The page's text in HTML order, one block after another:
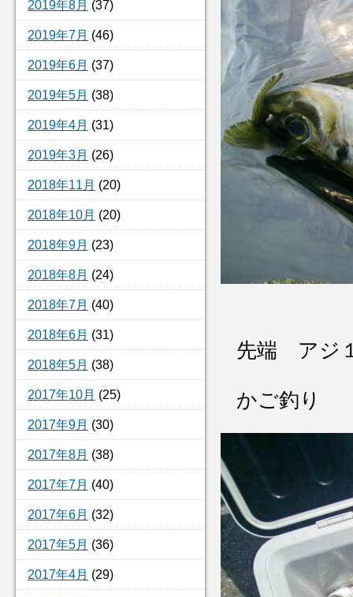
2019年8月 (37)
2019年7月 (46)
2019年6月 (37)
2019年5月 (38)
2019年4月 (31)
2019年3月 (26)
2018年11月 (20)
2018年10月 (20)
2018年9月 (23)
2018年8月 (24)
2018年7月 (40)
2018年6月 (31)
2018年5月 (38)
2017年10月 (25)
2017年9月 (30)
2017年8月 (38)
2017年7月 (40)
2017年6月 (32)
2017年5月 (36)
2017年4月 (29)
先端 アジ
かご釣り